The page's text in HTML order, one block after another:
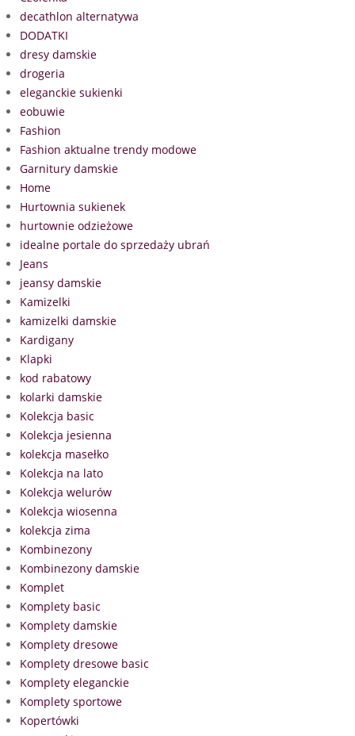
decathlon alternatywa
DODATKI
dresy damskie
drogeria
eleganckie sukienki
eobuwie
Fashion
Fashion aktualne trendy modowe
Garnitury damskie
Home
Hurtownia sukienek
hurtownie odzieżowe
idealne portale do sprzedaży ubrań
Jeans
jeansy damskie
Kamizelki
kamizelki damskie
Kardigany
Klapki
kod rabatowy
kolarki damskie
Kolekcja basic
Kolekcja jesienna
kolekcja masełko
Kolekcja na lato
Kolekcja welurów
Kolekcja wiosenna
kolekcja zima
Kombinezony
Kombinezony damskie
Komplet
Komplety basic
Komplety damskie
Komplety dresowe
Komplety dresowe basic
Komplety eleganckie
Komplety sportowe
Kopertówki